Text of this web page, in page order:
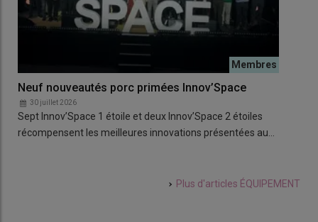
Neuf nouveautés porc primées Innov’Space
30 juillet 2026
Sept Innov’Space 1 étoile et deux Innov’Space 2 étoiles
récompensent les meilleures innovations présentées au…
Plus d'articles ÉQUIPEMENT